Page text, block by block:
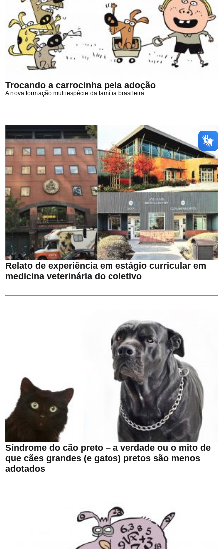
Trocando a carrocinha pela adoção
A nova formação multiespécie da família brasileira
Relato de experiência em estágio curricular em
medicina veterinária do coletivo
Síndrome do cão preto – a verdade ou o mito de
que cães grandes (e gatos) pretos são menos
adotados